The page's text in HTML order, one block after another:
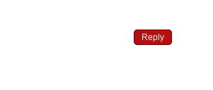
Reply